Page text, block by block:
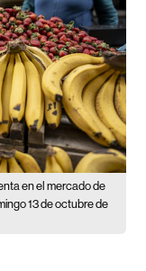
en el mercado de
13 de octubre de